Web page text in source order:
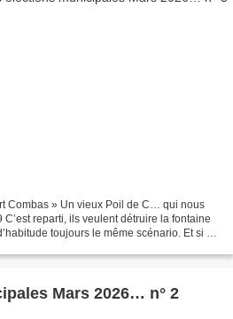
Combas » Un vieux Poil de C… qui nous
reparti, ils veulent détruire la fontaine
toujours le même scénario. Et si on
Mars 2026… n° 2